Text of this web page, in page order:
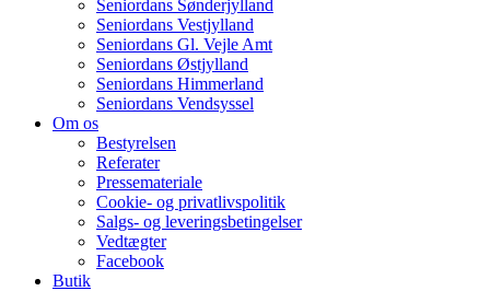
Seniordans Sønderjylland
Seniordans Vestjylland
Seniordans Gl. Vejle Amt
Seniordans Østjylland
Seniordans Himmerland
Seniordans Vendsyssel
Om os
Bestyrelsen
Referater
Pressemateriale
Cookie- og privatlivspolitik
Salgs- og leveringsbetingelser
Vedtægter
Facebook
Butik